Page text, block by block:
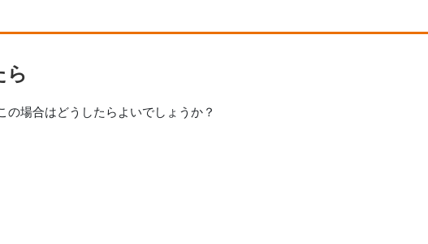
ら
場合はどうしたらよいでしょうか？